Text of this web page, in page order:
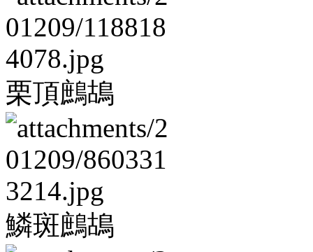
栗頂鷓鴣
鱗斑鷓鴣